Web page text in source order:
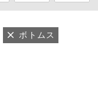
ボトムス